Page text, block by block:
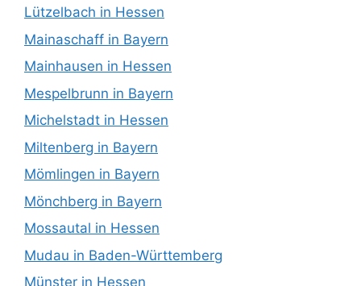
Lützelbach in Hessen
Mainaschaff in Bayern
Mainhausen in Hessen
Mespelbrunn in Bayern
Michelstadt in Hessen
Miltenberg in Bayern
Mömlingen in Bayern
Mönchberg in Bayern
Mossautal in Hessen
Mudau in Baden-Württemberg
Münster in Hessen